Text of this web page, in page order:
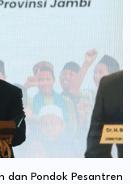
dan Pondok Pesantren